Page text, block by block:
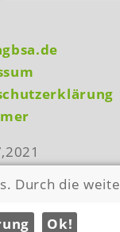
Durch die
Ok!